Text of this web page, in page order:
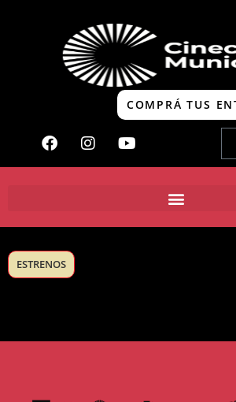
COMPRÁ TUS
ESTRENOS